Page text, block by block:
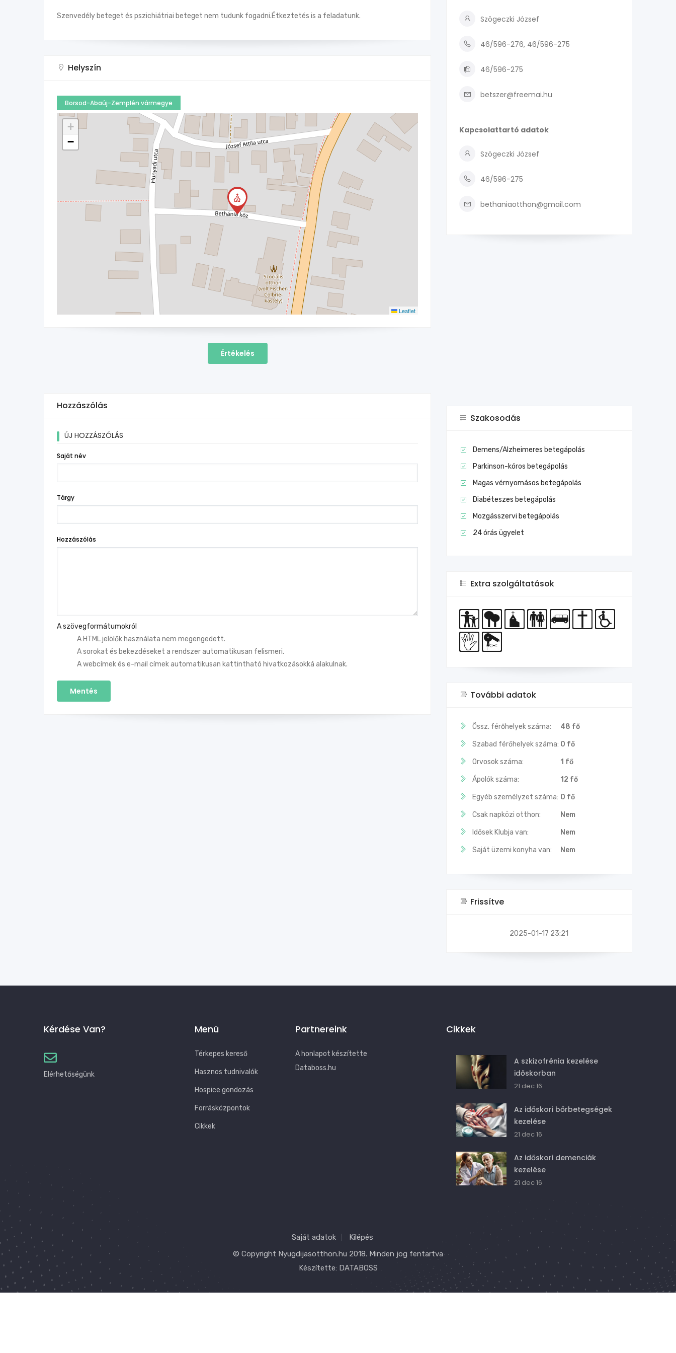
Szenvedély beteget és pszichiátriai beteget nem tudunk fogadni.Étkeztetés is a feladatunk.
Helyszín
Borsod-Abaúj-Zemplén vármegye
+
−
Leaflet
Értékelés
Hozzászólás
ÚJ HOZZÁSZÓLÁS
Saját név
Tárgy
Hozzászólás
A szövegformátumokról
A HTML jelölők használata nem megengedett.
A sorokat és bekezdéseket a rendszer automatikusan felismeri.
A webcímek és e-mail címek automatikusan kattintható hivatkozásokká alakulnak.
Szögeczki József
46/596-276, 46/596-275
46/596-275
betszer@freemai.hu
Kapcsolattartó adatok
Szögeczki József
46/596-275
bethaniaotthon@gmail.com
Szakosodás
Demens/Alzheimeres betegápolás
Parkinson-kóros betegápolás
Magas vérnyomásos betegápolás
Diabéteszes betegápolás
Mozgásszervi betegápolás
24 órás ügyelet
Extra szolgáltatások
További adatok
Össz. férőhelyek száma: 48 fő
Szabad férőhelyek száma: 0 fő
Orvosok száma: 1 fő
Ápolók száma: 12 fő
Egyéb személyzet száma: 0 fő
Csak napközi otthon: Nem
Idősek Klubja van: Nem
Saját üzemi konyha van: Nem
Frissítve
2025-01-17 23:21
Kérdése Van?
Elérhetőségünk
Menü
Térkepes kereső
Hasznos tudnivalók
Hospice gondozás
Forrásközpontok
Cikkek
Partnereink
A honlapot készítette
Databoss.hu
Cikkek
A szkizofrénia kezelése
időskorban
21 dec 16
Az időskori bőrbetegségek
kezelése
21 dec 16
Az időskori demenciák
kezelése
21 dec 16
Saját adatok
Kilépés
© Copyright Nyugdijasotthon.hu 2018. Minden jog fentartva
Készítette: DATABOSS